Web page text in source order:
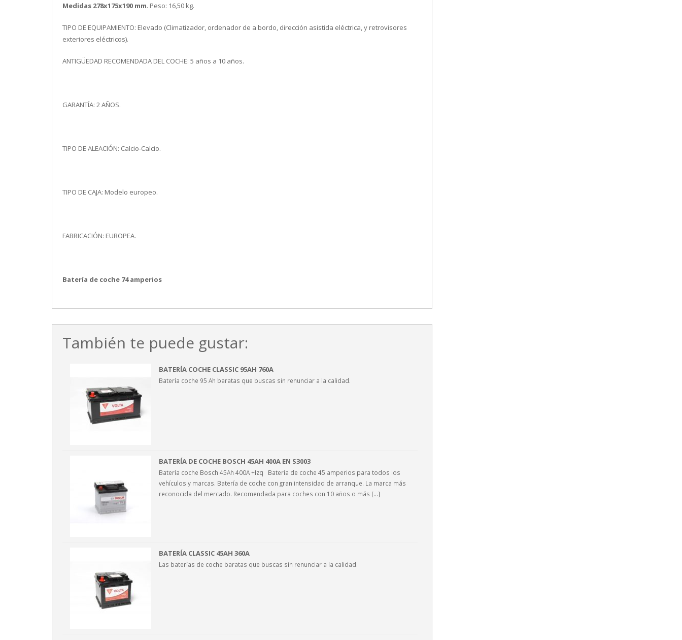
Medidas 278x175x190 mm. Peso: 16,50 kg.
TIPO DE EQUIPAMIENTO: Elevado (Climatizador, ordenador de a bordo, dirección asistida eléctrica, y retrovisores
exteriores eléctricos).
ANTIGÜEDAD RECOMENDADA DEL COCHE: 5 años a 10 años.
GARANTÍA: 2 AÑOS.
TIPO DE ALEACIÓN: Calcio-Calcio.
TIPO DE CAJA: Modelo europeo.
FABRICACIÓN: EUROPEA.
Batería de coche 74 amperios
También te puede gustar:
BATERÍA COCHE CLASSIC 95AH 760A
Batería coche 95 Ah baratas que buscas sin renunciar a la calidad.
BATERÍA DE COCHE BOSCH 45AH 400A EN S3003
Batería coche Bosch 45Ah 400A +Izq Batería de coche 45 amperios para todos los
vehículos y marcas. Batería de coche con gran intensidad de arranque. La marca más
reconocida del mercado. Recomendada para coches con 10 años o más [...]
BATERÍA CLASSIC 45AH 360A
Las baterías de coche baratas que buscas sin renunciar a la calidad.